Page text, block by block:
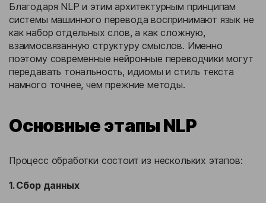
Благодаря NLP и этим архитектурным принципам
системы машинного перевода воспринимают язык не
как набор отдельных слов, а как сложную,
взаимосвязанную структуру смыслов. Именно
поэтому современные нейронные переводчики могут
передавать тональность, идиомы и стиль текста
намного точнее, чем прежние методы.
Основные этапы NLP
Процесс обработки состоит из нескольких этапов:
1. Сбор данных